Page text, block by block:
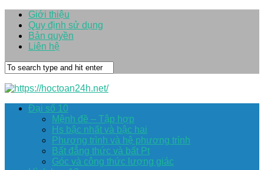
Giới thiệu
Quy định sử dụng
Bản quyền
Liên hệ
Đại số 10
Mệnh đề – Tập hợp
Hs bậc nhất và bậc hai
Phương trình và hệ phương trình
Bất đẳng thức và bất Pt
Góc và công thức lượng giác